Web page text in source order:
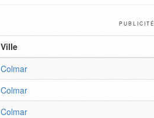
PUBLICITÉ
Ville
Colmar
Colmar
Colmar